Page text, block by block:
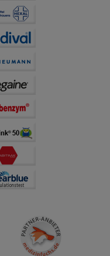
teilweise an
Medien